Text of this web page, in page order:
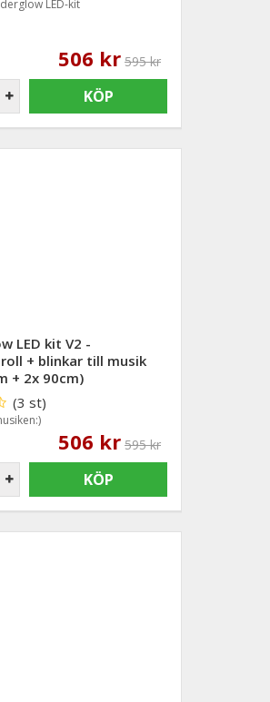
LED-kit
506 kr 595 kr
KÖP
LED kit V2 -
+ blinkar till musik
+ 2x 90cm)
(3 st)
506 kr 595 kr
KÖP